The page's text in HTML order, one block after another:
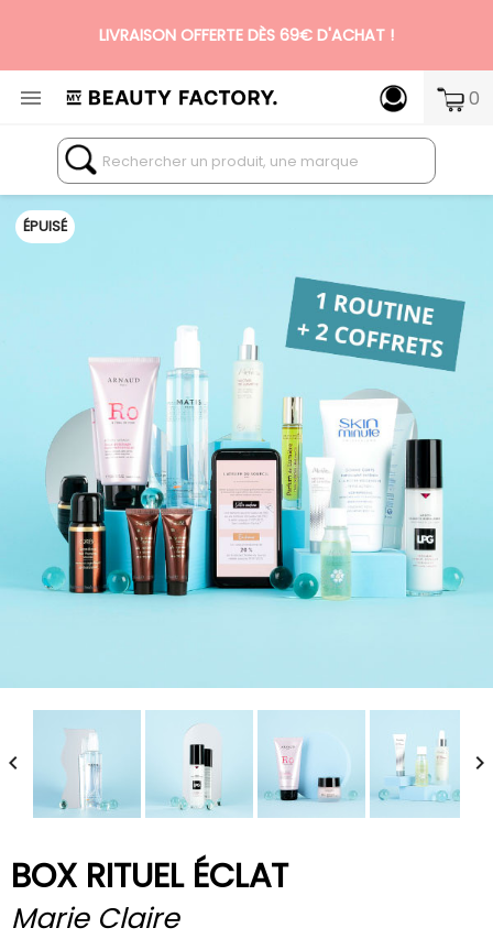
 0
ÉPUISÉ


BOX RITUEL ÉCLAT
Marie Claire